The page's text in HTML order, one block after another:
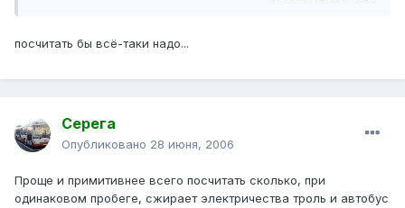
посчитать бы всё-таки надо...
Серега
Опубликовано 28 июня, 2006
Проще и примитивнее всего посчитать сколько, при
одинаковом пробеге, сжирает электричества троль и автобус